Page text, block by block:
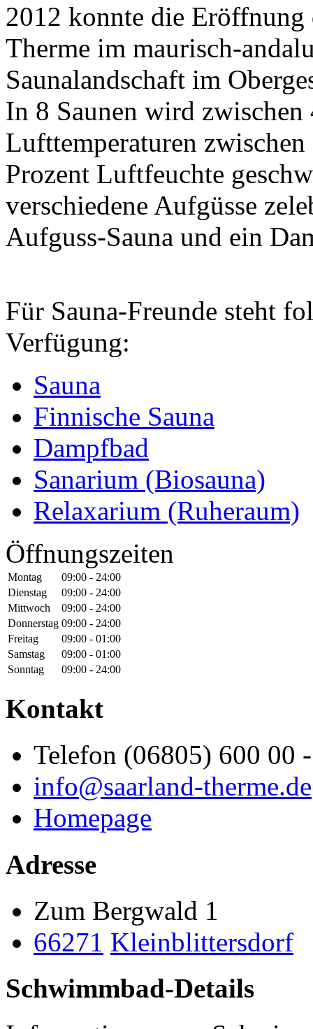
2012 konnte die Eröffnung
Therme im maurisch-
Saunalandschaft im
In 8 Saunen wird
Lufttemperaturen
Prozent Luftfeuchte
verschiedene Aufgüsse
Aufguss-Sauna und ein
Für Sauna-Freunde steht
Verfügung:
Sauna
Finnische Sauna
Dampfbad
Sanarium (Biosauna)
Relaxarium (Ruheraum)
Öffnungszeiten
Montag
09:00 - 24:00
Dienstag
09:00 - 24:00
Mittwoch
09:00 - 24:00
Donnerstag 09:00 - 24:00
Freitag
09:00 - 01:00
Samstag
09:00 - 01:00
Sonntag
09:00 - 24:00
Kontakt
Telefon (06805) 600 00
info@saarland-therme.de
Homepage
Adresse
Zum Bergwald 1
66271 Kleinblittersdorf
Schwimmbad-Details